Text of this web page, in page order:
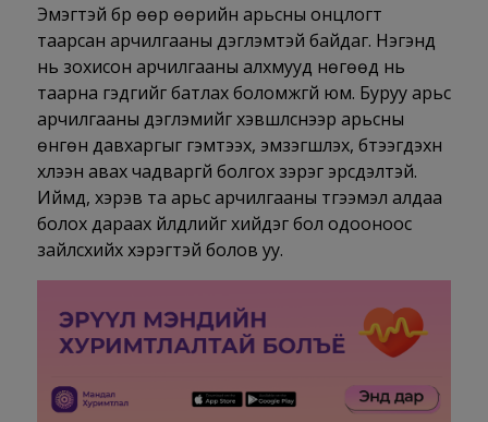
Эмэгтэй бүр өөр өөрийн арьсны онцлогт
таарсан арчилгааны дэглэмтэй байдаг. Нэгэнд
нь зохисон арчилгааны алхмууд нөгөөд нь
таарна гэдгийг батлах боломжгүй юм. Буруу арьс
арчилгааны дэглэмийг хэвшүүлснээр арьсны
өнгөн давхаргыг гэмтээх, эмзэгшүүлэх, бүтээгдэхүүн
хүлээн авах чадваргүй болгох зэрэг эрсдэлтэй.
Иймд, хэрэв та арьс арчилгааны түгээмэл алдаа
болох дараах үйлдлийг хийдэг бол одооноос
зайлсхийх хэрэгтэй болов уу.